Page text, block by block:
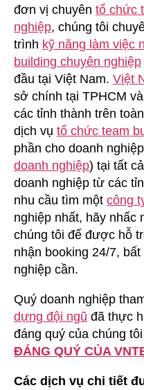
đơn vị chuyên tổ chức
nghiệp, chúng tôi
trình kỹ năng làm việc
building chuyên nghiệp
đầu tại Việt Nam. Việt
sở chính tại TPHCM
các tỉnh thành trên
dịch vụ tổ chức team
phần cho doanh
doanh nghiệp) tại tất
doanh nghiệp từ các
nhu cầu tìm một công
nghiệp nhất, hãy nhấc
chúng tôi để được hỗ
nhận booking 24/7,
nghiệp cần.
Quý doanh nghiệp
dựng đội ngũ đã thực
đáng quý của chúng
ĐÁNG QUÝ CỦA
Các dịch vụ chi tiết